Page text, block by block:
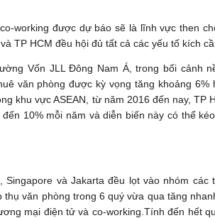
working được dự báo sẽ là lĩnh vực then
TP HCM đều hội đủ tất cả các yếu tố kích
Vốn JLL Đông Nam Á, trong bối cảnh
văn phòng được kỳ vọng tăng khoảng 6%
khu vực ASEAN, từ năm 2016 đến nay, TP
10% mỗi năm và diễn biến này có thể
và Jakarta đều lọt vào nhóm các
văn phòng trong 6 quý vừa qua tăng
mại điện tử và co-working.Tính đến hết